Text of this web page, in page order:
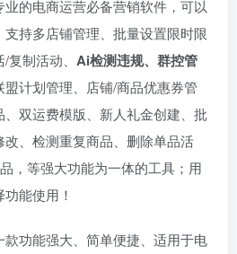
的电商运营必备营销软件，可以
持多店铺管理、批量设置限时限
制活动、 Ai检测违规、群控管
盟计划管理、店铺/商品优惠券管
双运费模版、新人礼金创建、批
、检测重复商品、删除单品活
，等强大功能为一体的工具；用
能使用！
功能强大、简单便捷、适用于电